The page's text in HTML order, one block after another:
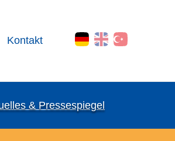
Kontakt
& Pressespiegel